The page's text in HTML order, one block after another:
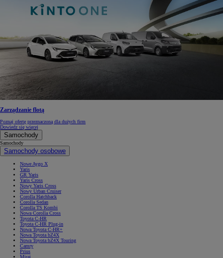
Zarządzanie flotą
Poznaj ofertę przeznaczoną dla dużych firm
Dowiedz się więcej
Samochody
Samochody
Samochody osobowe
Nowe Aygo X
Yaris
GR Yaris
Yaris Cross
Nowy Yaris Cross
Nowy Urban Cruiser
Corolla Hatchback
Corolla Sedan
Corolla TS Kombi
Nowa Corolla Cross
Toyota C-HR
Toyota C-HR Plug-in
Nowa Toyota C-HR+
Nowa Toyota bZ4X
Nowa Toyota bZ4X Touring
Camry
Prius